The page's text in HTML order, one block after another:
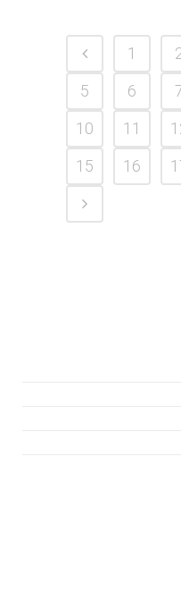
1
5
6
10
11
15
16